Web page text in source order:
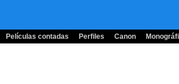
Películas contadas Perfiles Canon